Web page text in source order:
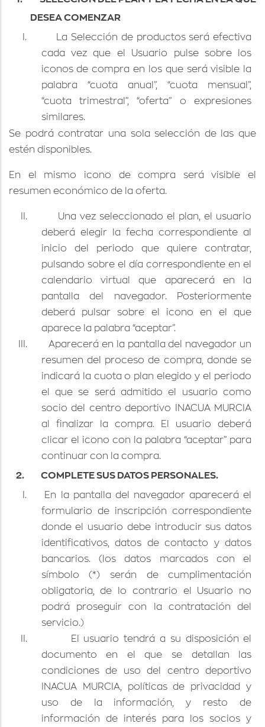
DESEA COMENZAR
I.
La Selección de productos será efectiva
cada vez que el Usuario pulse sobre los
iconos de compra en los que será visible la
palabra “cuota anual”, “cuota mensual”,
“cuota trimestral”, “oferta” o expresiones
similares.
Se podrá contratar una sola selección de las que
estén disponibles.
En el mismo icono de compra será visible el
resumen económico de la oferta.
II.
Una vez seleccionado el plan, el usuario
deberá elegir la fecha correspondiente al
inicio del periodo que quiere contratar,
pulsando sobre el día correspondiente en el
calendario virtual que aparecerá en la
pantalla del navegador. Posteriormente
deberá pulsar sobre el icono en el que
aparece la palabra “aceptar”.
III.
Aparecerá en la pantalla del navegador un
resumen del proceso de compra, donde se
indicará la cuota o plan elegido y el periodo
el que se será admitido el usuario como
socio del centro deportivo INACUA MURCIA
al finalizar la compra. El usuario deberá
clicar el icono con la palabra “aceptar” para
continuar con la compra.
2. COMPLETE SUS DATOS PERSONALES.
I.
En la pantalla del navegador aparecerá el
formulario de inscripción correspondiente
donde el usuario debe introducir sus datos
identificativos, datos de contacto y datos
bancarios. (los datos marcados con el
símbolo (*) serán de cumplimentación
obligatoria, de lo contrario el Usuario no
podrá proseguir con la contratación del
servicio.)
II.
El usuario tendrá a su disposición el
documento en el que se detallan las
condiciones de uso del centro deportivo
INACUA MURCIA, políticas de privacidad y
uso de la información, y resto de
información de interés para los socios y